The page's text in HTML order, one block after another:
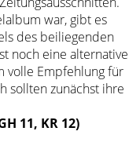
war, gibt es
des beiliegenden
noch eine alternative
volle Empfehlung für
sollten zunächst ihre
11, KR 12)